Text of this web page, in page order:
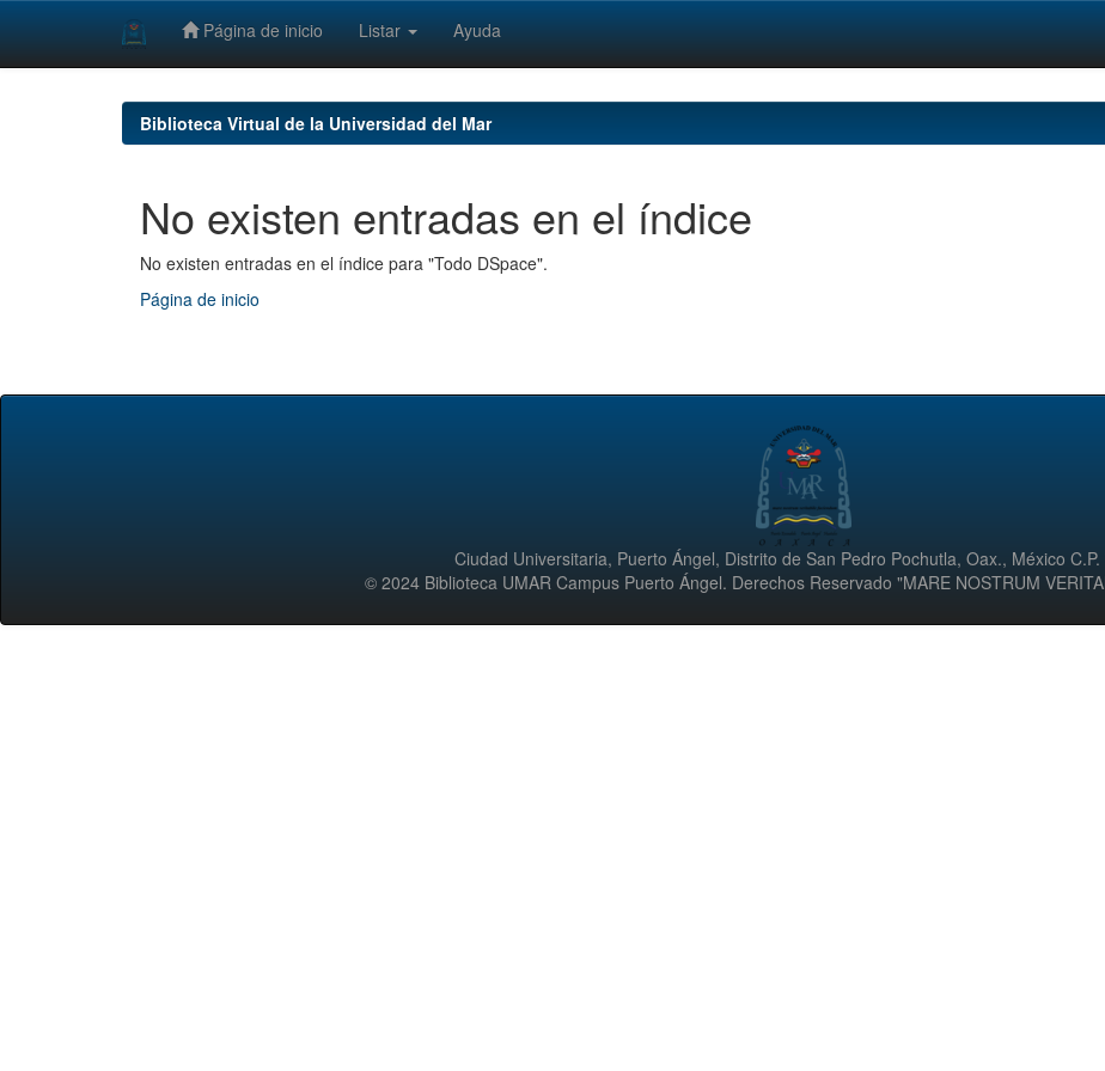
Página de inicio Listar Ayuda
Biblioteca Virtual de la Universidad del Mar
No existen entradas en el índice
No existen entradas en el índice para "Todo DSpace".
Página de inicio
Ciudad Universitaria, Puerto Ángel, Distrito de San Pedro Pochutla, Oax., México C.P.
© 2024 Biblioteca UMAR Campus Puerto Ángel. Derechos Reservado "MARE NOSTRUM